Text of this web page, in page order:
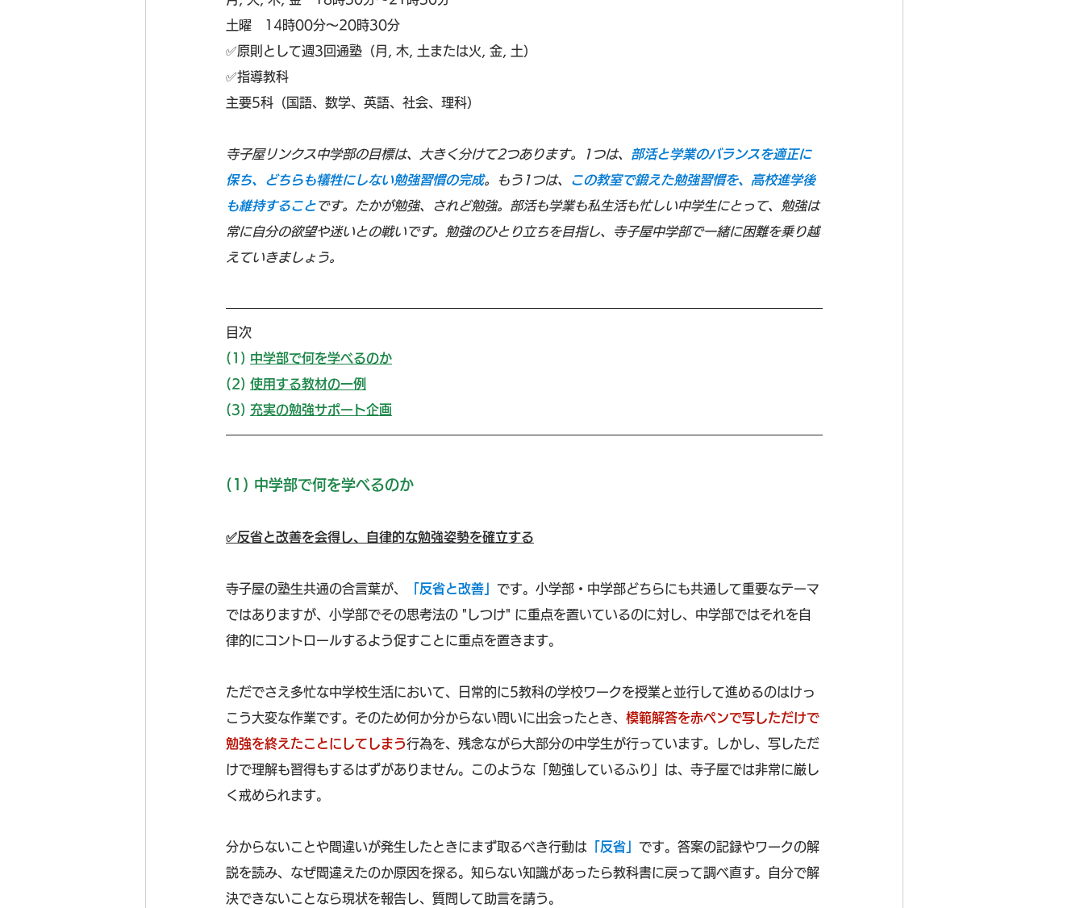
土曜　14時00分～20時30分
✅️原則として週3回通塾（月, 木, 土または火, 金, 土）
✅️指導教科
主要5科（国語、数学、英語、社会、理科）
寺子屋リンクス中学部の目標は、大きく分けて2つあります。1つは、
部活と学業のバランスを適正に
保ち、どちらも犠牲にしない勉強習慣の完成。もう1つは、
この教室で鍛えた勉強習慣を、高校進学後
も維持することです。たかが勉強、されど勉強。部活も学業も私生活も忙しい中学生にとって、勉強は
常に自分の欲望や迷いとの戦いです。勉強のひとり立ちを目指し、寺子屋中学部で一緒に困難を乗り越
えていきましょう。
目次
(1) 中学部で何を学べるのか
(2) 使用する教材の一例
(3) 充実の勉強サポート企画
(1) 中学部で何を学べるのか
✅反省と改善を会得し、自律的な勉強姿勢を確立する
寺子屋の塾生共通の合言葉が、 「反省と改善」 です。小学部・中学部どちらにも共通して重要なテーマ
ではありますが、小学部でその思考法の "しつけ" に重点を置いているのに対し、中学部ではそれを自
律的にコントロールするよう促すことに重点を置きます。
ただでさえ多忙な中学校生活において、日常的に5教科の学校ワークを授業と並行して進めるのはけっ
こう大変な作業です。そのため何か分からない問いに出会ったとき、 模範解答を赤ペンで写しただけで
勉強を終えたことにしてしまう行為を、残念ながら大部分の中学生が行っています。しかし、写しただ
けで理解も習得もするはずがありません。このような「勉強しているふり」は、寺子屋では非常に厳し
く戒められます。
分からないことや間違いが発生したときにまず取るべき行動は 「反省」 です。答案の記録やワークの解
説を読み、なぜ間違えたのか原因を探る。知らない知識があったら教科書に戻って調べ直す。自分で解
決できないことなら現状を報告し、質問して助言を請う。